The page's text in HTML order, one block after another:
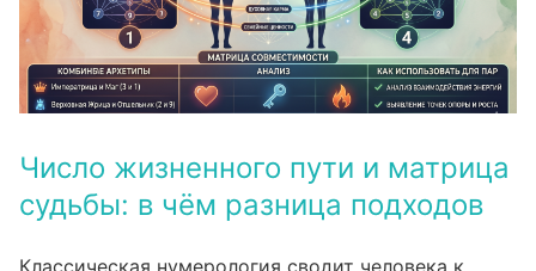
Число жизненного пути и матрица
судьбы: в чём разница подходов